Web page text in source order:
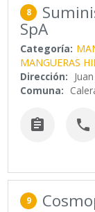
8
SpA
Categoría:
MANGUERAS
Dirección:
Comuna:
 
9